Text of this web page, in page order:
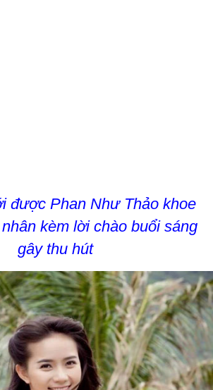
được Phan Như Thảo khoe
kèm lời chào buổi sáng
gây thu hút